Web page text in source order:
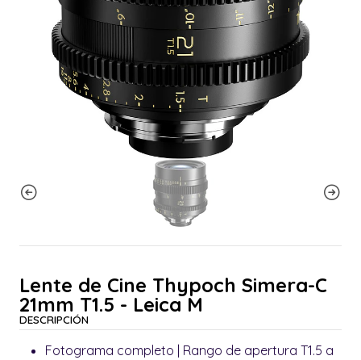
Lente de Cine Thypoch Simera-C
21mm T1.5 - Leica M
DESCRIPCIÓN
Fotograma completo | Rango de apertura T1.5 a